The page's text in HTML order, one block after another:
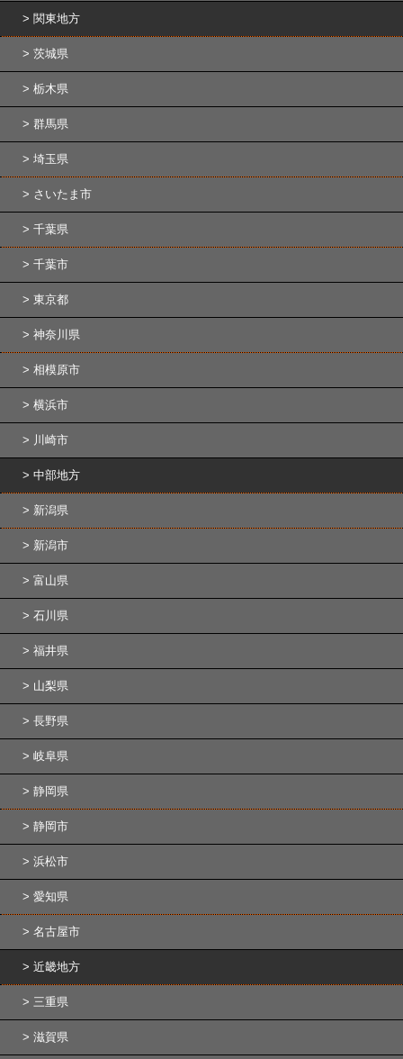
関東地方
茨城県
栃木県
群馬県
埼玉県
さいたま市
千葉県
千葉市
東京都
神奈川県
相模原市
横浜市
川崎市
中部地方
新潟県
新潟市
富山県
石川県
福井県
山梨県
長野県
岐阜県
静岡県
静岡市
浜松市
愛知県
名古屋市
近畿地方
三重県
滋賀県